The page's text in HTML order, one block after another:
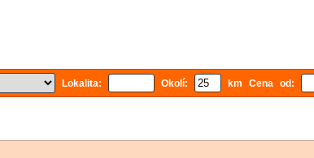
Lokalita: Okolí: km Cena od: